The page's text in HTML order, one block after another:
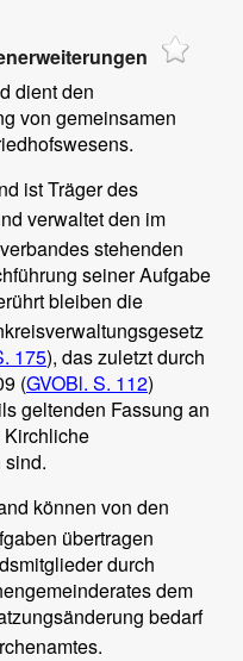
dient den
von gemeinsamen
ist Träger des
verwaltet den im
stehenden
seiner Aufgabe
bleiben die
175), das zuletzt durch
(GVOBl. S. 112)
geltenden Fassung an
können von den
übertragen
durch
dem
bedarf